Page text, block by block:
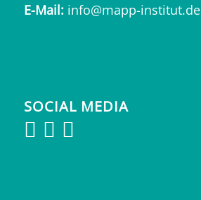
E-Mail: info@mapp-institut.de
SOCIAL MEDIA